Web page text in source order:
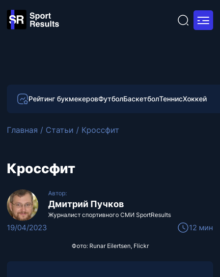
Рейтинг букмекеровФутболБаскетболТеннисХоккей
Главная / Статьи / Кроссфит
Кроссфит
Автор:
Дмитрий Пучков
Журналист спортивного СМИ SportResults
19/04/2023 12 мин
Фото: Runar Eilertsen, Flickr